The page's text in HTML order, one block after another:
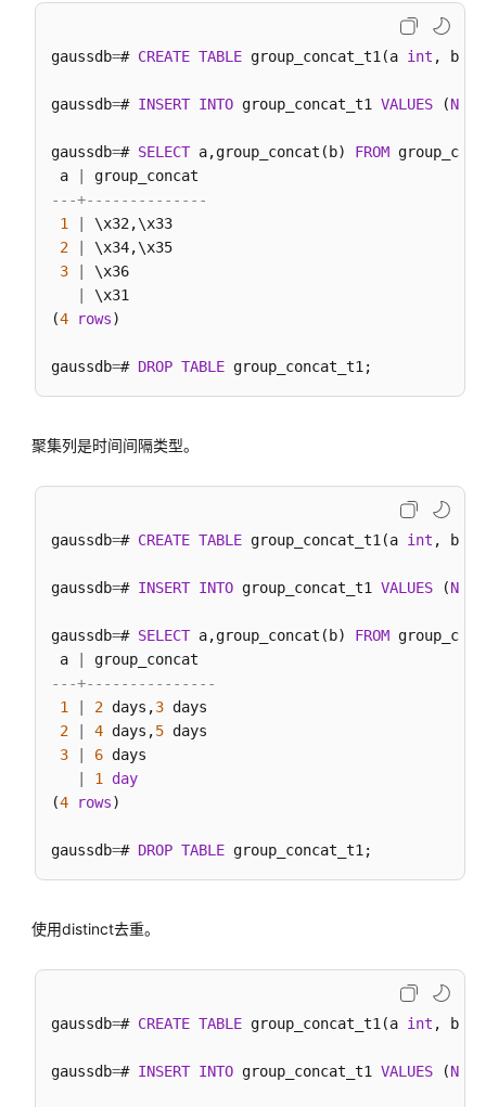
语
一
表
DML
语
法
一
览
表
DCL
一
表
SQL
法
附
录
最
佳
实
践
户
自
义
数
存
过
gaussdb=# CREATE TABLE group_concat_t1(a int , b
gaussdb=# INSERT INTO group_concat_t1 VALUES (NULL
gaussdb=# SELECT a,group_concat(b) FROM
a
---+--------------
1
\x32,\x33
2
\x34,\x35
3
\x36
\x31
(4 rows)
gaussdb=# DROP TABLE
聚集列是时间间隔类型。
gaussdb=# CREATE TABLE group_concat_t1(a int , b
gaussdb=# INSERT INTO group_concat_t1 VALUES (NULL
gaussdb=# SELECT a,group_concat(b) FROM
a
---+---------------
1
2 days,3 days
2
4 days,5 days
3
6 days
1
day
(4 rows)
gaussdb=# DROP TABLE
使用distinct去重。
gaussdb=# CREATE TABLE group_concat_t1(a int , b
gaussdb=# INSERT INTO group_concat_t1 VALUES (NULL